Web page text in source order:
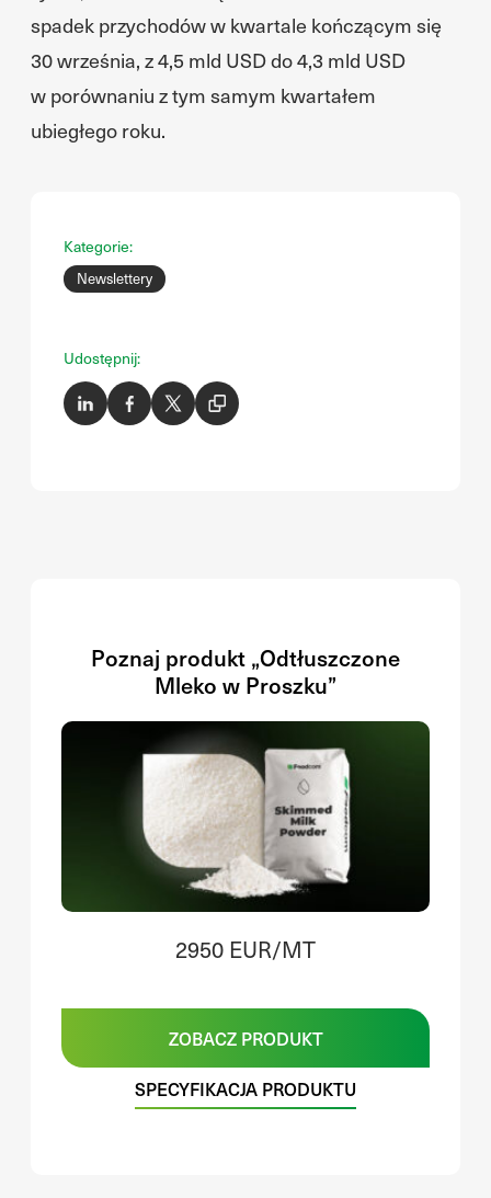
spadek przychodów w kwartale kończącym się
30 września, z 4,5 mld USD do 4,3 mld USD
w porównaniu z tym samym kwartałem
ubiegłego roku.
Kategorie:
Newslettery
Udostępnij:
Poznaj produkt „Odtłuszczone
Mleko w Proszku”
2950 EUR/MT
ZOBACZ PRODUKT
SPECYFIKACJA PRODUKTU